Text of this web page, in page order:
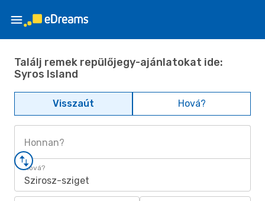
Találj remek repülőjegy-ajánlatokat ide:
Syros Island
Visszaút Hová?
Honnan?
Hová?
Szirosz-sziget